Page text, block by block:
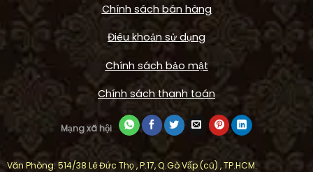
Chính sách bán hàng
Điêu khoản sử dụng
Chính sách bảo mật
Chính sách thanh toán
Mạng xã hội
Văn Phòng: 514/38 Lê Đức Thọ , P.17, Q.Gò Vấp (cũ) , TP.HCM.